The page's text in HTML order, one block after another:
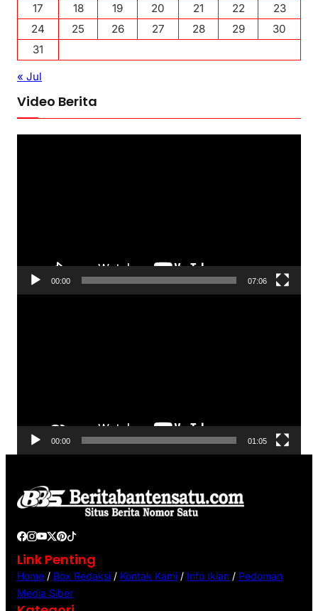
17
18 19 20 21 22
23
24
25 26 27 28 29
30
31
« Jul
Video Berita
00:00 07:06
o
00:00 01:05
Link Penting
Home / Box Redaksi / Kontak Kami / Info Iklan / Pedoman
Media Siber